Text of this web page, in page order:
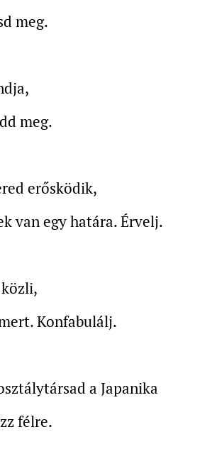
meg.
meg.
erősködik,
van egy határa. Érvelj.
Konfabulálj.
a Japanika
félre.